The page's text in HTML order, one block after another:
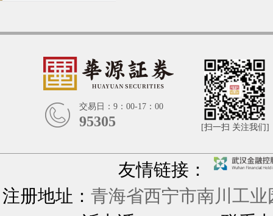
交易日：9：00-17：00
95305 [扫一扫 关注我们]
友情链接：
注册地址： 青海省西宁市南川工